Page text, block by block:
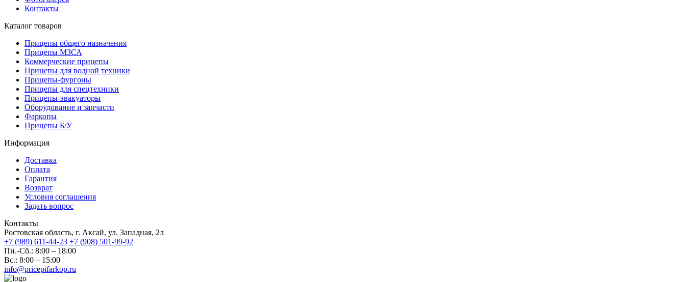
Контакты
Каталог товаров
Прицепы общего назначения
Прицепы МЗСА
Коммерческие прицепы
Прицепы для водной техники
Прицепы-фургоны
Прицепы для спецтехники
Прицепы-эвакуаторы
Оборудование и запчасти
Фаркопы
Прицепы Б/У
Информация
Доставка
Оплата
Гарантия
Возврат
Условия соглашения
Задать вопрос
Контакты
Ростовская область, г. Аксай, ул. Западная, 2л
+7 (989) 611-44-23 +7 (908) 501-99-92
Пн.-Сб.: 8:00 – 18:00
Вс.: 8:00 – 15:00
info@pricepifarkop.ru